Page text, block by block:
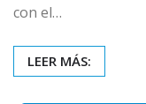
con el…
LEER MÁS: